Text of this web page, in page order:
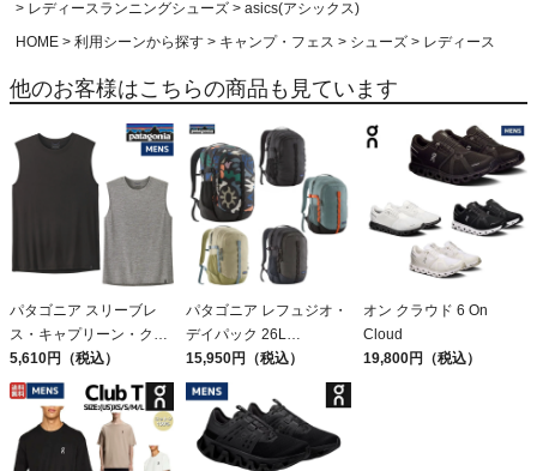
レディースランニングシューズ
asics(アシックス)
HOME
利用シーンから探す キャンプ・フェス シューズ レディース
他のお客様はこちらの商品も見ています
パタゴニア スリーブレ
ス・キャプリーン・クー
ル・デイリー・シャツ
Patagonia Sleeveless
Capilene Cool Daily
Shirt
5,610円（税込）
パタゴニア レフュジオ・
デイパック 26L
PATAGONIA REFUGIO
DAY PACK 47914
15,950円（税込）
オン クラウド 6 On
Cloud
19,800円（税込）